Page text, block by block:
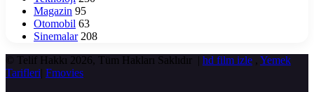
Magazin 95
Otomobil 63
Sinemalar 208
© Telif Hakkı 2026, Tüm Hakları Saklıdır | hd film izle , Yemek
Tarifleri| Fmovies